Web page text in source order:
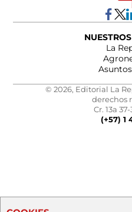
La
© 2026, Editorial La
derechos
Cr. 13a
(+57) 1